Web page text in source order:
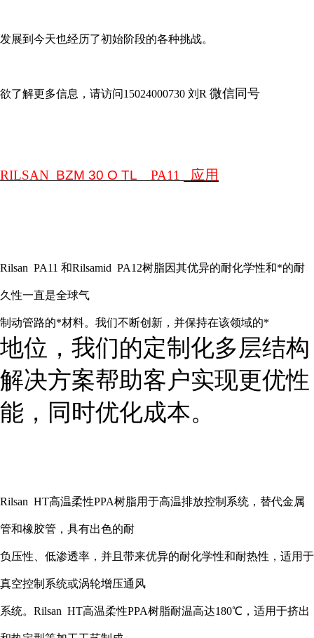
发展到今天也经历了初始阶段的各种挑战。
欲了解更多信息，请访问15024000730 刘 R 微信同号
RILSAN BZM 30 O TL PA11 应用
Rilsan PA11 和Rilsamid PA12树脂因其优异的耐化学性和*的耐
久性一直是全球气
制动管路的*材料。我们不断创新，并保持在该领域的*
地位，我们的定制化多层结构
解决方案帮助客户实现更优性
能，同时优化成本。
Rilsan HT高温柔性PPA树脂用于高温排放控制系统，替代金属
管和橡胶管，具有出色的耐
负压性、低渗透率，并且带来优异的耐化学性和耐热性，适用于
真空控制系统或涡轮增压通风
系统。 Rilsan HT高温柔性PPA树脂耐温高达180℃，适用于挤出